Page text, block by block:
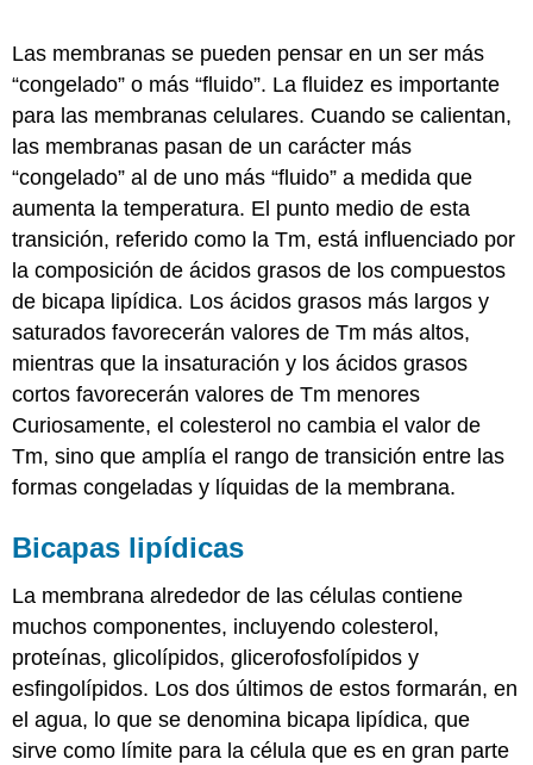
Las membranas se pueden pensar en un ser más
“congelado” o más “fluido”. La fluidez es importante
para las membranas celulares. Cuando se calientan,
las membranas pasan de un carácter más
“congelado” al de uno más “fluido” a medida que
aumenta la temperatura. El punto medio de esta
transición, referido como la Tm, está influenciado por
la composición de ácidos grasos de los compuestos
de bicapa lipídica. Los ácidos grasos más largos y
saturados favorecerán valores de Tm más altos,
mientras que la insaturación y los ácidos grasos
cortos favorecerán valores de Tm menores
Curiosamente, el colesterol no cambia el valor de
Tm, sino que amplía el rango de transición entre las
formas congeladas y líquidas de la membrana.
Bicapas lipídicas
La membrana alrededor de las células contiene
muchos componentes, incluyendo colesterol,
proteínas, glicolípidos, glicerofosfolípidos y
esfingolípidos. Los dos últimos de estos formarán, en
el agua, lo que se denomina bicapa lipídica, que
sirve como límite para la célula que es en gran parte